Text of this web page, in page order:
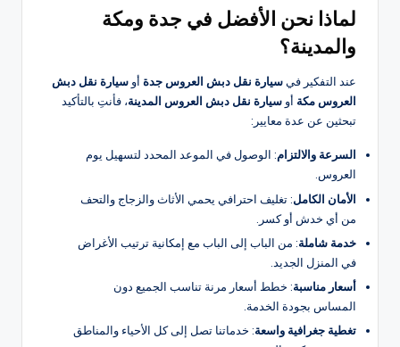
لماذا نحن الأفضل في جدة ومكة
والمدينة؟
عند التفكير فيسيارة نقل دبش العروس جدة أو سيارة نقل دبش
العروس مكة أو سيارة نقل دبش العروس المدينة، فأنتِ بالتأكيد
تبحثين عن عدة معايير:
السرعة والالتزام: الوصول في الموعد المحدد لتسهيل يوم
العروس.
الأمان الكامل: تغليف احترافي يحمي الأثاث والزجاج والتحف
من أي خدش أو كسر.
خدمة شاملة: من الباب إلى الباب مع إمكانية ترتيب الأغراض
في المنزل الجديد.
أسعار مناسبة: خطط أسعار مرنة تناسب الجميع دون
المساس بجودة الخدمة.
تغطية جغرافية واسعة: خدماتنا تصل إلى كل الأحياء والمناطق